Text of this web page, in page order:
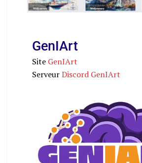
GenIArt
Site GenIArt
ServeurDiscord GenIArt